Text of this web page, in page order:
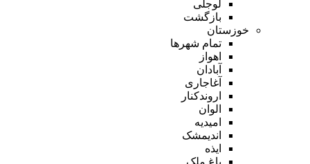
لوجلی
بازگشت
خوزستان
تمام شهر‌ها
اهواز
آبادان
آغاجاری
اروندکنار
الوان
امیدیه
اندیمشک
ایذه
باغ ملک